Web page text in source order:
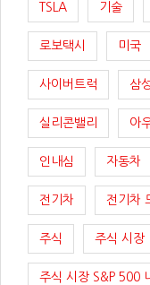
TSLA 기술
로보택시 미국
사이버트럭 삼성
실리콘밸리 아
인내심 자동차
전기차 전기차
주식 주식 시장
주식 시장 S&P 500